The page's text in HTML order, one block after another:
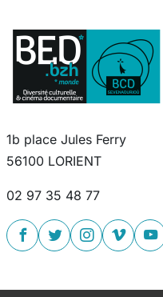
1b place Jules Ferry
56100 LORIENT
02 97 35 48 77